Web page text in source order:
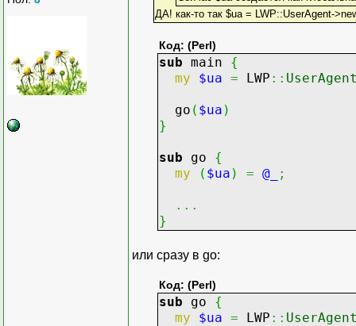
ДА! как-то так $ua = LWP::UserAgent-
Код: (Perl)
sub main {
my
$ua = LWP ::
go ( $ua )
}
sub go {
my
( $ua ) = @_ ;
...
}
или сразу в go:
Код: (Perl)
sub go {
my
$ua = LWP ::